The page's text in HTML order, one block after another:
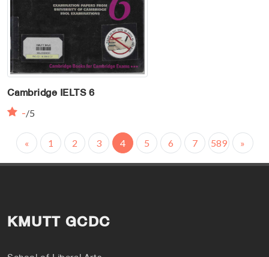
Cambridge IELTS 6
-/5
« 1 2 3 4 5 6 7 589 »
KMUTT GCDC